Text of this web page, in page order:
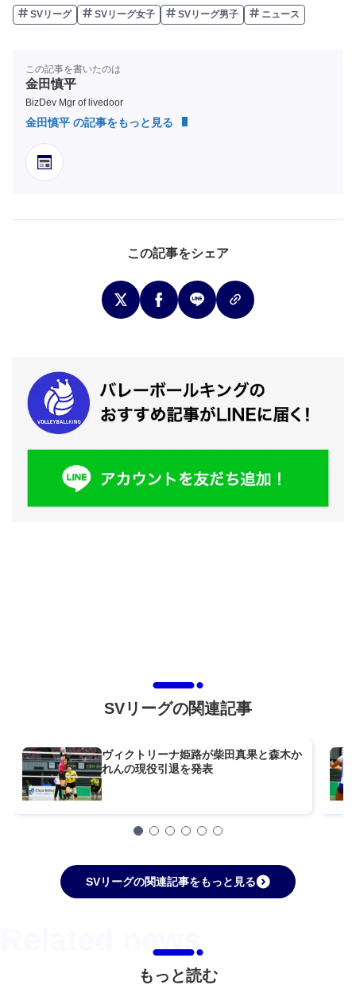
SVリーグ SVリーグ女子 SVリーグ男子 ニュース
この記事を書いたのは
金田慎平
BizDev Mgr of livedoor
金田慎平 の記事をもっと見る
この記事をシェア
SVリーグの関連記事
ヴィクトリーナ姫路が柴田真果と森木か
れんの現役引退を発表
SVリーグの関連記事をもっと見る
もっと読む